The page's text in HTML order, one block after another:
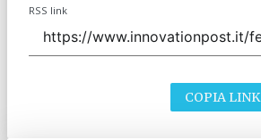
RSS link
COPIA LINK